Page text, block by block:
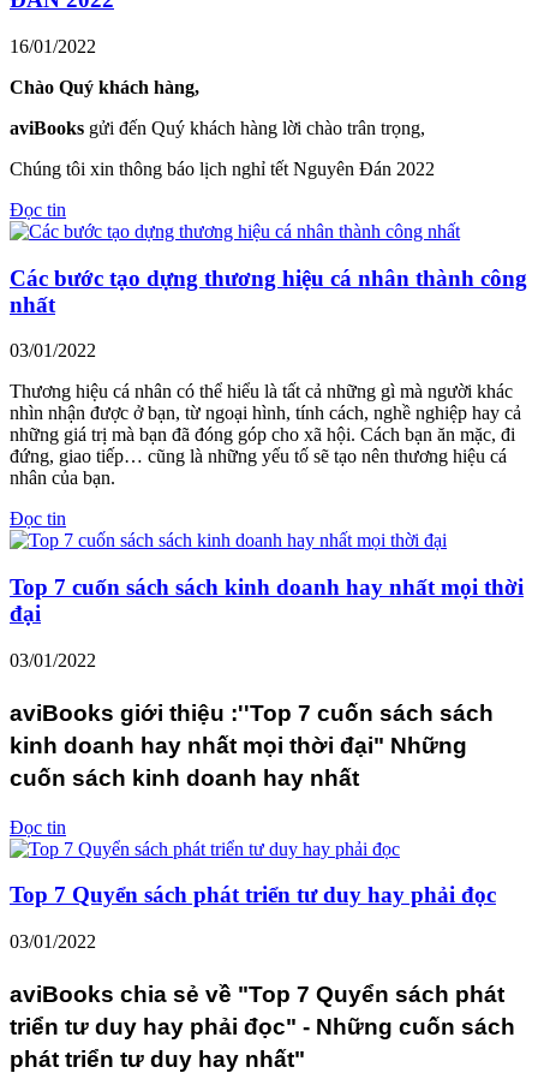
16/01/2022
Chào Quý khách hàng,
aviBooks gửi đến Quý khách hàng lời chào trân trọng,
Chúng tôi xin thông báo lịch nghỉ tết Nguyên Đán 2022
Đọc tin
Các bước tạo dựng thương hiệu cá nhân thành công
nhất
03/01/2022
Thương hiệu cá nhân có thể hiểu là tất cả những gì mà người khác
nhìn nhận được ở bạn, từ ngoại hình, tính cách, nghề nghiệp hay cả
những giá trị mà bạn đã đóng góp cho xã hội. Cách bạn ăn mặc, đi
đứng, giao tiếp… cũng là những yếu tố sẽ tạo nên thương hiệu cá
nhân của bạn.
Đọc tin
Top 7 cuốn sách sách kinh doanh hay nhất mọi thời
đại
03/01/2022
aviBooks giới thiệu :''Top 7 cuốn sách sách
kinh doanh hay nhất mọi thời đại" Những
cuốn sách kinh doanh hay nhất
Đọc tin
Top 7 Quyển sách phát triển tư duy hay phải đọc
03/01/2022
aviBooks chia sẻ về "Top 7 Quyển sách phát
triển tư duy hay phải đọc" - Những cuốn sách
phát triển tư duy hay nhất"